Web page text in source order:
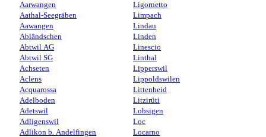
Aarwangen
Aathal-Seegräben
Aawangen
Abländschen
Abtwil AG
Abtwil SG
Achseten
Aclens
Acquarossa
Adelboden
Adetswil
Adligenswil
Adlikon b. Andelfingen
Ligornetto
Limpach
Lindau
Linden
Linescio
Linthal
Lipperswil
Lippoldswilen
Littenheid
Litzirüti
Lobsigen
Loc
Locarno